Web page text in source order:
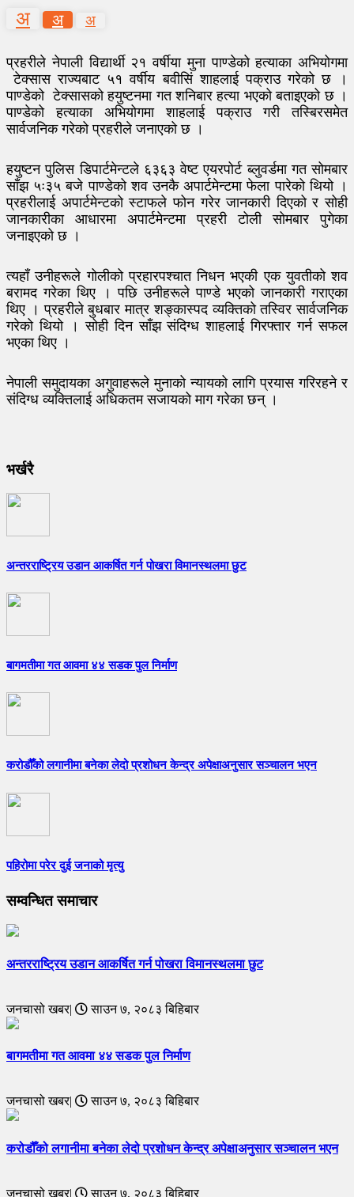
अ अ अ
प्रहरीले नेपाली विद्यार्थी २१ वर्षीया मुना पाण्डेको हत्याका अभियोगमा
टेक्सास राज्यबाट ५१ वर्षीय बवीसिं शाहलाई पक्राउ गरेको छ ।
पाण्डेको टेक्सासको हयुष्टनमा गत शनिबार हत्या भएको बताइएको छ ।
पाण्डेको हत्याका अभियोगमा शाहलाई पक्राउ गरी तस्बिरसमेत
सार्वजनिक गरेको प्रहरीले जनाएको छ ।
हयुष्टन पुलिस डिपार्टमेन्टले ६३६३ वेष्ट एयरपोर्ट ब्लुवर्डमा गत सोमबार
साँझ ५ः३५ बजे पाण्डेको शव उनकै अपार्टमेन्टमा फेला पारेको थियो ।
प्रहरीलाई अपार्टमेन्टको स्टाफले फोन गरेर जानकारी दिएको र सोही
जानकारीका आधारमा अपार्टमेन्टमा प्रहरी टोली सोमबार पुगेका
जनाइएको छ ।
त्यहाँ उनीहरूले गोलीको प्रहारपश्चात निधन भएकी एक युवतीको शव
बरामद गरेका थिए । पछि उनीहरूले पाण्डे भएको जानकारी गराएका
थिए । प्रहरीले बुधबार मात्र शङ्कास्पद व्यक्तिको तस्विर सार्वजनिक
गरेको थियो । सोही दिन साँझ संदिग्ध शाहलाई गिरफ्तार गर्न सफल
भएका थिए ।
नेपाली समुदायका अगुवाहरूले मुनाको न्यायको लागि प्रयास गरिरहने र
संदिग्ध व्यक्तिलाई अधिकतम सजायको माग गरेका छन् ।
भर्खरै
अन्तरराष्ट्रिय उडान आकर्षित गर्न पोखरा विमानस्थलमा छुट
बागमतीमा गत आवमा ४४ सडक पुल निर्माण
करोडौँको लगानीमा बनेका लेदो प्रशोधन केन्द्र अपेक्षाअनुसार सञ्चालन भएन
पहिरोमा परेर दुई जनाको मृत्यु
सम्वन्धित समाचार
अन्तरराष्ट्रिय उडान आकर्षित गर्न पोखरा विमानस्थलमा छुट
जनचासो खबर| साउन ७, २०८३ बिहिबार
बागमतीमा गत आवमा ४४ सडक पुल निर्माण
जनचासो खबर| साउन ७, २०८३ बिहिबार
करोडौँको लगानीमा बनेका लेदो प्रशोधन केन्द्र अपेक्षाअनुसार सञ्चालन भएन
जनचासो खबर| साउन ७, २०८३ बिहिबार